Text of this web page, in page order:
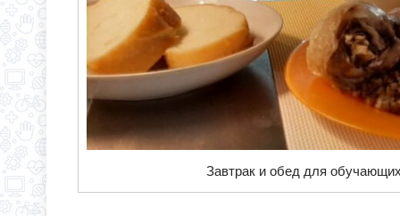
Завтрак и обед для